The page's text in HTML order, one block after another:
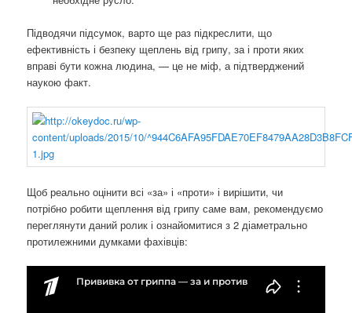
Підводячи підсумок, варто ще раз підкреслити, що
ефективність і безпеку щеплень від грипу, за і проти яких
вправі бути кожна людина, — це не міф, а підтверджений
наукою факт.
Щоб реально оцінити всі «за» і «проти» і вирішити, чи
потрібно робити щеплення від грипу саме вам, рекомендуємо
переглянути даний ролик і ознайомитися з 2 діаметрально
протилежними думками фахівців: